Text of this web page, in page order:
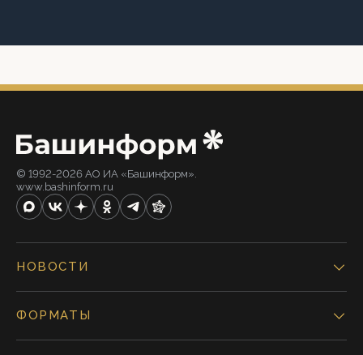
© 1992-2026 АО ИА «Башинформ».
www.bashinform.ru
НОВОСТИ
ФОРМАТЫ